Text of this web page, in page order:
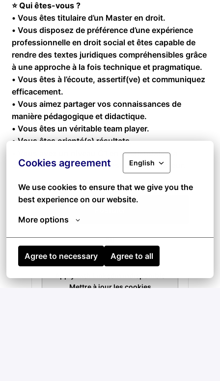
Cookies agreement English
We use cookies to ensure that we give you the
best experience on our website.
More options
Agree to necessary Agree to all
⭐Qui êtes-vous ?
• Vous êtes titulaire d’un Master en droit.
• Vous disposez de préférence d’une expérience
professionnelle en droit social et êtes capable de
rendre des textes juridiques compréhensibles grâce
à une approche à la fois technique et pragmatique.
• Vous êtes à l’écoute, assertif(ve) et communiquez
efficacement.
• Vous aimez partager vos connaissances de
manière pédagogique et didactique.
• Vous êtes un véritable team player.
• Vous êtes orienté(e) résultats.
• Vous avez un niveau C1 en néerlandais ; la
connaissance du français est un atout majeur.
ou
Mettre à jour les cookies